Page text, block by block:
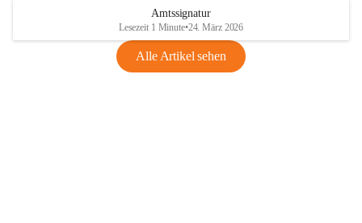
Amtssignatur
Lesezeit 1 Minute•24. März 2026
Alle Artikel sehen